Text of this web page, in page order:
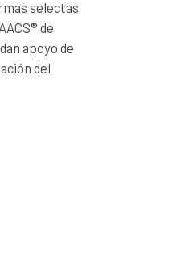
selectas
de
apoyo de
del